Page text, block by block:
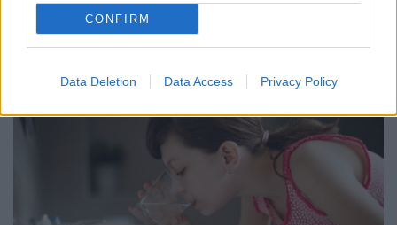
CONFIRM
Data Deletion Data Access Privacy Policy
Dillon Lewis, 19. Seb Davies, 20. Harrison
Keddie, 21. Jac Lloyd, 22. Fetuli Paea, 23. Huw